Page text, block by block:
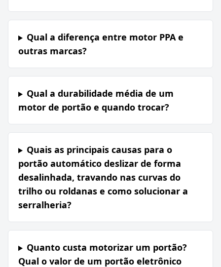
Qual a diferença entre motor PPA e
outras marcas?
Qual a durabilidade média de um
motor de portão e quando trocar?
Quais as principais causas para o
portão automático deslizar de forma
desalinhada, travando nas curvas do
trilho ou roldanas e como solucionar a
serralheria?
Quanto custa motorizar um portão?
Qual o valor de um portão eletrônico